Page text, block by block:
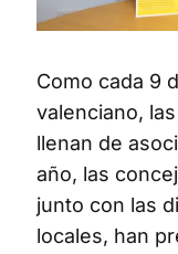
Como cada 9
valenciano,
llenan de
año, las
junto con las
locales, han